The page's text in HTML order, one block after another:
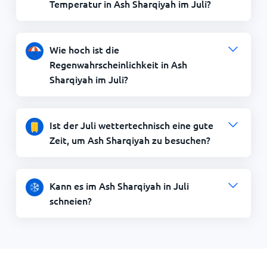
Temperatur in Ash Sharqiyah im Juli?
Wie hoch ist die
Regenwahrscheinlichkeit in Ash
Sharqiyah im Juli?
Ist der Juli wettertechnisch eine gute
Zeit, um Ash Sharqiyah zu besuchen?
Kann es im Ash Sharqiyah in Juli
schneien?